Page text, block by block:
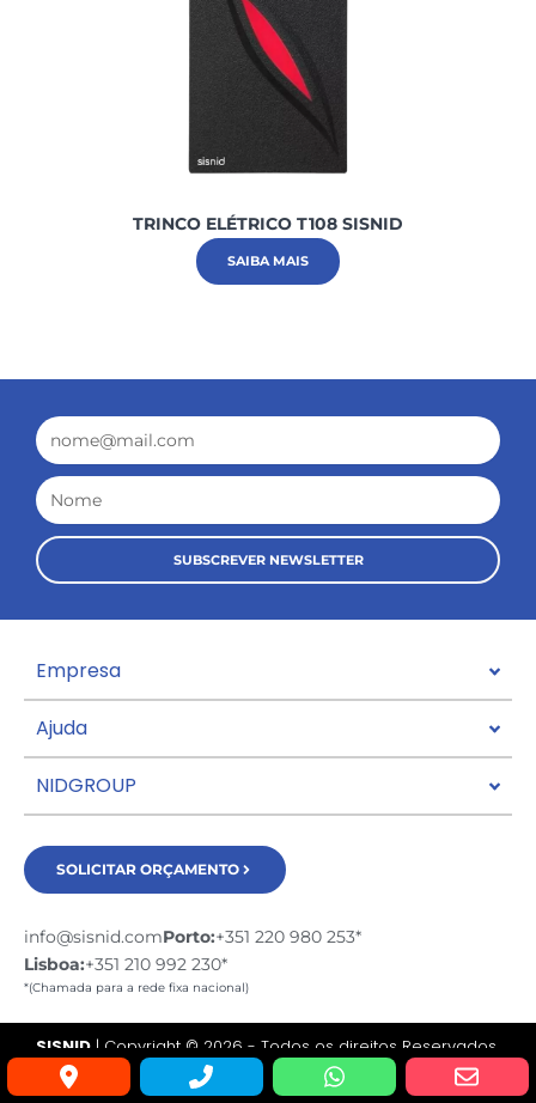
TRINCO ELÉTRICO T108 SISNID
SAIBA MAIS
Email
Nome
SUBSCREVER NEWSLETTER
Empresa
Ajuda
NIDGROUP
SOLICITAR ORÇAMENTO
info@sisnid.comPorto:+351 220 980 253*
Lisboa:+351 210 992 230*
*(Chamada para a rede fixa nacional)
SISNID | Copyright © 2026 - Todos os direitos Reservados.
Desenvolvido por: